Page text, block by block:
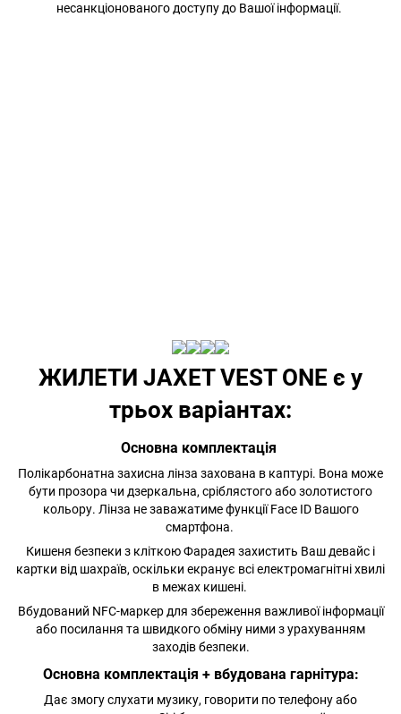
несанкціонованого доступу до Вашої інформації.
ЖИЛЕТИ JAXET VEST ONE є у
трьох варіантах:
Основна комплектація
Полікарбонатна захисна лінза захована в каптурі. Вона може
бути прозора чи дзеркальна, сріблястого або золотистого
кольору. Лінза не заважатиме функції Face ID Вашого
смартфона.
Кишеня безпеки з кліткою Фарадея захистить Ваш девайс і
картки від шахраїв, оскільки екранує всі електромагнітні хвилі
в межах кишені.
Вбудований NFC-маркер для збереження важливої інформації
або посилання та швидкого обміну ними з урахуванням
заходів безпеки.
Основна комплектація + вбудована гарнітура:
Дає змогу слухати музику, говорити по телефону або